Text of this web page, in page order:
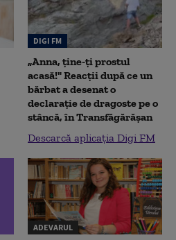
DIGI FM
„Anna, ţine-ţi prostul
acasă!" Reacţii după ce un
bărbat a desenat o
declaraţie de dragoste pe o
stâncă, în Transfăgărăşan
Descarcă aplicația Digi FM
ADEVARUL